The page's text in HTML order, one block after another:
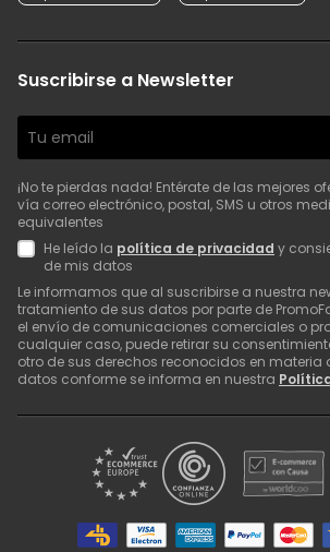
Suscribirse a Newsletter
¡No te pierdas nada! Entérate de las mejores
vía correo electrónico, postal, SMS u otros
equivalentes
He leído la política de privacidad y
de mis datos
Le informamos que al suscribirse a nuestra
tratamiento de sus datos por parte de
el envío de comunicaciones comerciales o
cualquier caso, puede retirar su
otro de sus derechos reconocidos en materia
datos conforme se informa en nuestra